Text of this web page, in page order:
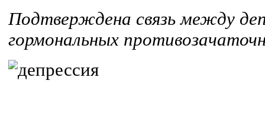
Подтверждена связь между
гормональных